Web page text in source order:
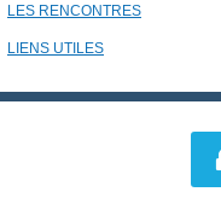
LES RENCONTRES
LIENS UTILES